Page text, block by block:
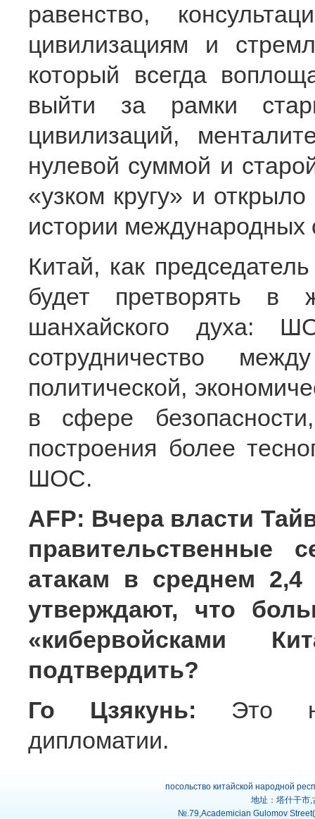
равенство,
цивилизациям и
который всегда
выйти за рамки
цивилизаций,
нулевой суммой и
«узком кругу» и
истории международных
Китай, как
будет претворять в
шанхайского духа:
сотрудничество
политической,
в сфере
построения более
ШОС.
AFP: Вчера власти
правительственные
атакам в среднем
утверждают, что
«кибервойсками
подтвердить?
Го Цзякунь: Это
дипломатии.
посольство китайской народной
地址：塔什干市
№.79,Academician Gulomov